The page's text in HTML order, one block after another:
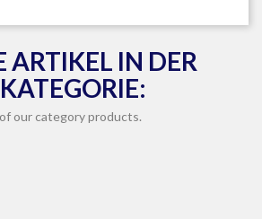
ARTIKEL IN DER
our category products.